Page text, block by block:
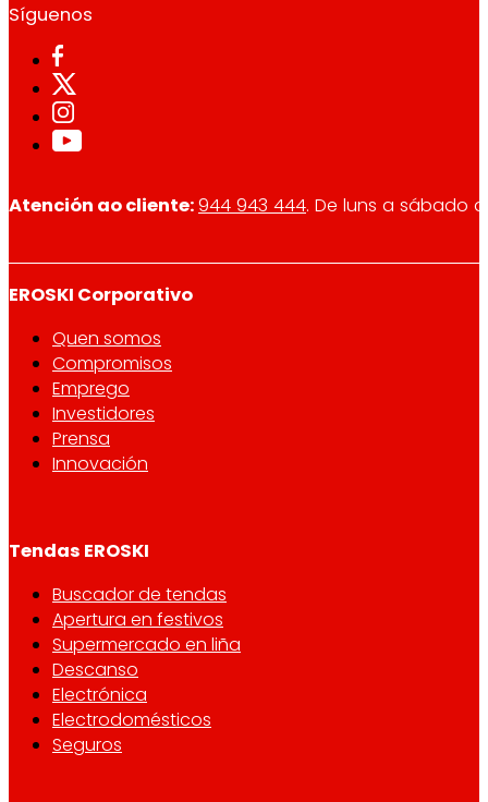
Síguenos
Atención ao cliente:944 943 444. De luns a sábado
EROSKI Corporativo
Quen somos
Compromisos
Emprego
Investidores
Prensa
Innovación
Tendas EROSKI
Buscador de tendas
Apertura en festivos
Supermercado en liña
Descanso
Electrónica
Electrodomésticos
Seguros